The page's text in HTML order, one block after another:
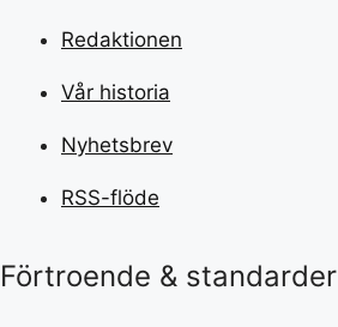
Redaktionen
Vår historia
Nyhetsbrev
RSS-flöde
Förtroende & standarder